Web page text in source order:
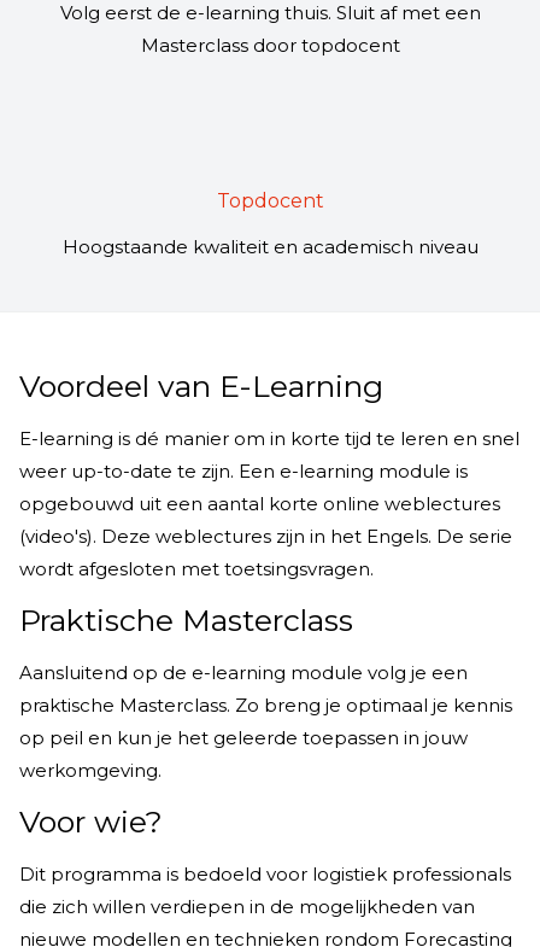
Volg eerst de e-learning thuis. Sluit af met een
Masterclass door topdocent
Topdocent
Hoogstaande kwaliteit en academisch niveau
Voordeel van E-Learning
E-learning is dé manier om in korte tijd te leren en snel
weer up-to-date te zijn. Een e-learning module is
opgebouwd uit een aantal korte online weblectures
(video's). Deze weblectures zijn in het Engels. De serie
wordt afgesloten met toetsingsvragen.
Praktische Masterclass
Aansluitend op de e-learning module volg je een
praktische Masterclass. Zo breng je optimaal je kennis
op peil en kun je het geleerde toepassen in jouw
werkomgeving.
Voor wie?
Dit programma is bedoeld voor logistiek professionals
die zich willen verdiepen in de mogelijkheden van
nieuwe modellen en technieken rondom Forecasting